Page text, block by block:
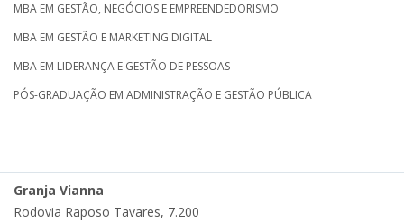
MBA EM GESTÃO, NEGÓCIOS E EMPREENDEDORISMO
MBA EM GESTÃO E MARKETING DIGITAL
MBA EM LIDERANÇA E GESTÃO DE PESSOAS
PÓS-GRADUAÇÃO EM ADMINISTRAÇÃO E GESTÃO PÚBLICA
Granja Vianna
Rodovia Raposo Tavares, 7.200